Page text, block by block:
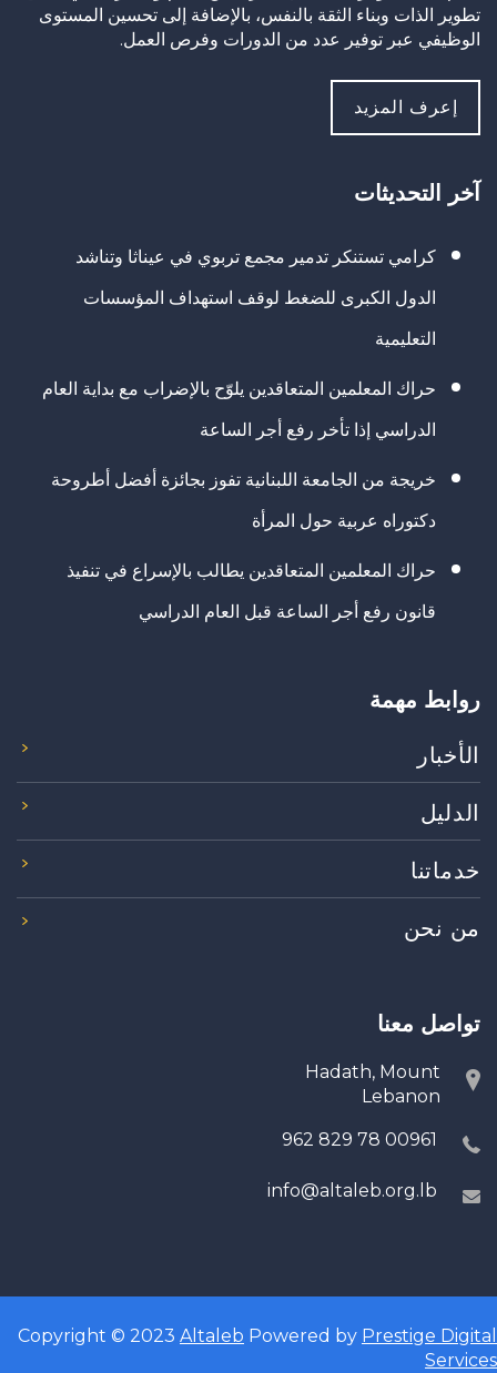
تطوير الذات وبناء الثقة بالنفس، بالإضافة إلى تحسين المستوى
الوظيفي عبر توفير عدد من الدورات وفرص العمل.
إعرف المزيد
آخر التحديثات
كرامي تستنكر تدمير مجمع تربوي في عيناثا وتناشد
الدول الكبرى للضغط لوقف استهداف المؤسسات
التعليمية
حراك المعلمين المتعاقدين يلوّح بالإضراب مع بداية العام
الدراسي إذا تأخر رفع أجر الساعة
خريجة من الجامعة اللبنانية تفوز بجائزة أفضل أطروحة
دكتوراه عربية حول المرأة
حراك المعلمين المتعاقدين يطالب بالإسراع في تنفيذ
قانون رفع أجر الساعة قبل العام الدراسي
روابط مهمة
الأخبار
الدليل
خدماتنا
من نحن
تواصل معنا
Hadath, Mount
Lebanon
00961 78 829 962
info@altaleb.org.lb
Copyright © 2023 Altaleb Powered by Prestige Digital
Services